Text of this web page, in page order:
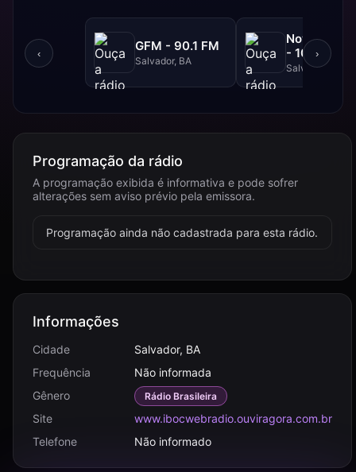
‹
GFM - 90.1 FM
Salvador, BA
NovaBrasil
- 104.7 FM
Salvador, BA
›
Programação da rádio
A programação exibida é informativa e pode sofrer
alterações sem aviso prévio pela emissora.
Programação ainda não cadastrada para esta rádio.
Informações
Cidade
Salvador, BA
Frequência
Não informada
Gênero
Rádio Brasileira
Site
www.ibocwebradio.ouviragora.com.br
Telefone
Não informado